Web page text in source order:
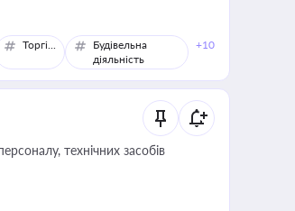
Торгівля
Будівельна
діяльність
+10
технічних засобів